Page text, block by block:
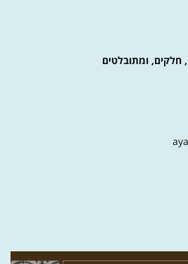
חלקים, ומתובלטים